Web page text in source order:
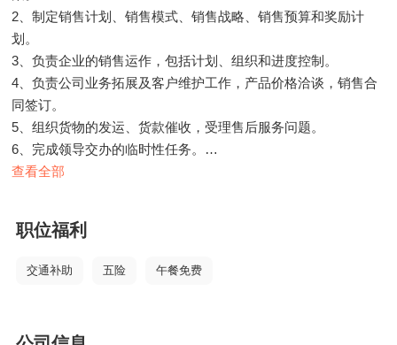
2、制定销售计划、销售模式、销售战略、销售预算和奖励计
划。
3、负责企业的销售运作，包括计划、组织和进度控制。
4、负责公司业务拓展及客户维护工作，产品价格洽谈，销售合
同签订。
5、组织货物的发运、货款催收，受理售后服务问题。
6、完成领导交办的临时性任务。
德素养，积极乐观，较强的执行力、沟通协调能力及抗压能力，
查看全部
职位福利
交通补助 五险 午餐免费